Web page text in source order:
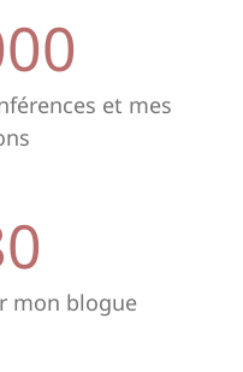
et mes
mon blogue